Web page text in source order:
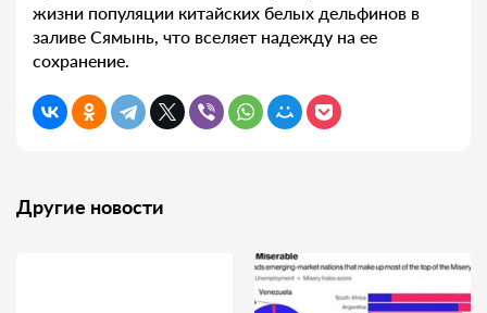
жизни популяции китайских белых дельфинов в
заливе Сямынь, что вселяет надежду на ее
сохранение.
Другие новости